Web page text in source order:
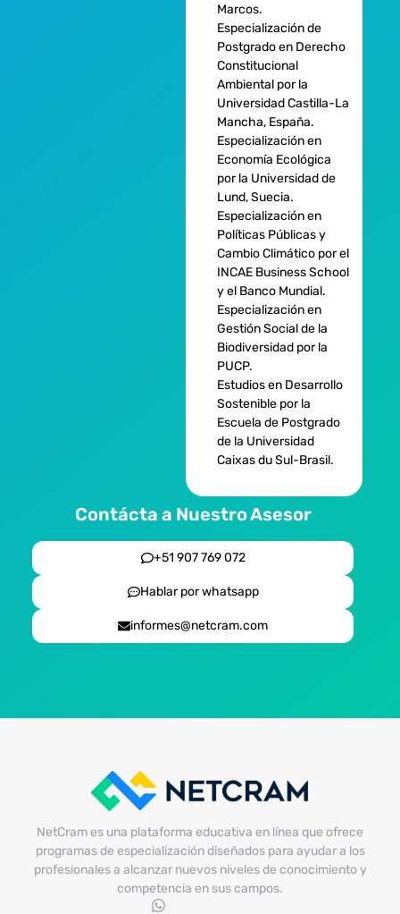
Marcos.
Especialización de
Postgrado en Derecho
Constitucional
Ambiental por la
Universidad Castilla-La
Mancha, España.
Especialización en
Economía Ecológica
por la Universidad de
Lund, Suecia.
Especialización en
Políticas Públicas y
Cambio Climático por el
INCAE Business School
y el Banco Mundial.
Especialización en
Gestión Social de la
Biodiversidad por la
PUCP.
Estudios en Desarrollo
Sostenible por la
Escuela de Postgrado
de la Universidad
Caixas du Sul-Brasil.
Contácta a Nuestro Asesor
+51 907 769 072
Hablar por whatsapp
informes@netcram.com
NetCram es una plataforma educativa en línea que ofrece
programas de especialización diseñados para ayudar a los
profesionales a alcanzar nuevos niveles de conocimiento y
competencia en sus campos.